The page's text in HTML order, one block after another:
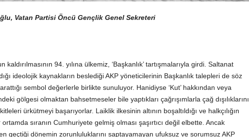
Vatan Partisi Öncü Gençlik Genel Sekreteri
94. yılına ülkemiz, ‘Başkanlık’ tartışmalarıyla girdi. Saltanat
ideolojik kaynakların beslediği AKP yöneticilerinin Başkanlık talepleri de söz
sembol değerlerle birlikte sunuluyor. Hanidiyse ‘Kut’ hakkından veya
gölgesi olmaktan bahsetmeseler bile yaptıkları çağrışımlarla çağ dışılıklarını
ürkütmeyi başarıyorlar. Laiklik ilkesinin altının boşaltıldığı ve halkçılığın
sıranın Cumhuriyete gelmiş olması şaşırtıcı değil elbette. Ancak
geçtiği dönemin zorunluluklarını saptayamayan ufuksuz ve sorumsuz AKP